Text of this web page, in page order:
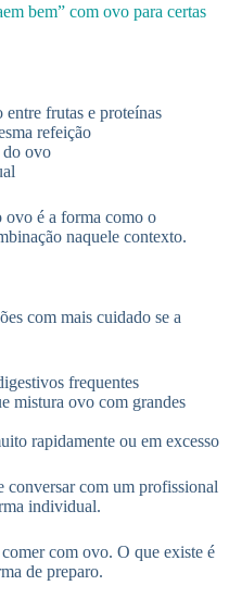
bem” com ovo para certas
frutas e proteínas
refeição
do ovo
ovo é a forma como o
naquele contexto.
com mais cuidado se a
frequentes
mistura ovo com grandes
rapidamente ou em excesso
conversar com um profissional
individual.
com ovo. O que existe é
de preparo.